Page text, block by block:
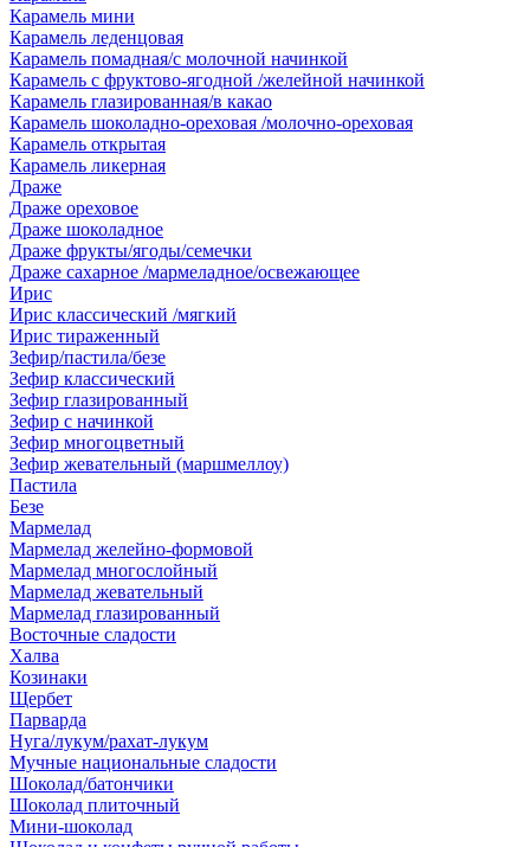
Карамель мини
Карамель леденцовая
Карамель помадная/с молочной начинкой
Карамель с фруктово-ягодной /желейной начинкой
Карамель глазированная/в какао
Карамель шоколадно-ореховая /молочно-ореховая
Карамель открытая
Карамель ликерная
Драже
Драже ореховое
Драже шоколадное
Драже фрукты/ягоды/семечки
Драже сахарное /мармеладное/освежающее
Ирис
Ирис классический /мягкий
Ирис тираженный
Зефир/пастила/безе
Зефир классический
Зефир глазированный
Зефир с начинкой
Зефир многоцветный
Зефир жевательный (маршмеллоу)
Пастила
Безе
Мармелад
Мармелад желейно-формовой
Мармелад многослойный
Мармелад жевательный
Мармелад глазированный
Восточные сладости
Халва
Козинаки
Щербет
Парварда
Нуга/лукум/рахат-лукум
Мучные национальные сладости
Шоколад/батончики
Шоколад плиточный
Мини-шоколад